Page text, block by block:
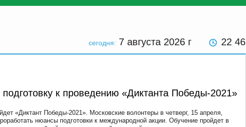
сегодня: 7 августа 2026 г 22:46
к проведению «Диктанта Победы-2021»
«Диктант Победы-2021». Московские волонтеры в четверг, 15 апреля,
нюансы подготовки к международной акции. Обучение пройдет в